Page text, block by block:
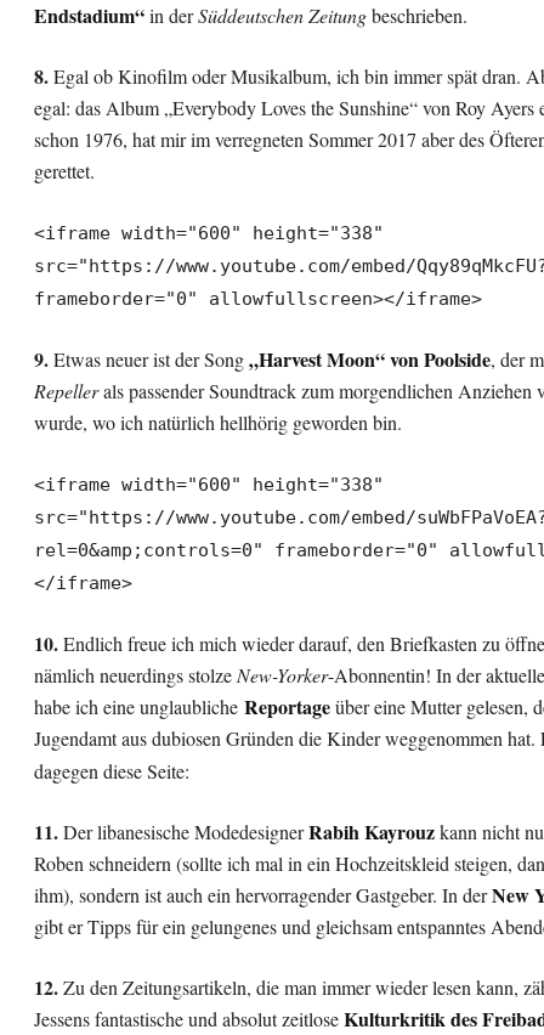
Endstadium“in derSüddeutschen Zeitungbeschrieben.
8.Egal ob Kinofilm oder Musikalbum, ich bin immer spät dran.
egal: das Album „Everybody Loves the Sunshine“ von Roy Ayers
schon 1976, hat mir im verregneten Sommer 2017 aber des
gerettet.
<iframe width="600" height="338"
src="https://www.youtube.com/embed/
frameborder="0" allowfullscreen></iframe>
9.Etwas neuer ist der Song„Harvest Moon“ von Poolside, der
Repellerals passender Soundtrack zum morgendlichen Anziehen
wurde, wo ich natürlich hellhörig geworden bin.
<iframe width="600" height="338"
src="https://www.youtube.com/embed/
rel=0&amp;controls=0" frameborder="0"
</iframe>
10.Endlich freue ich mich wieder darauf, den Briefkasten zu
nämlich neuerdings stolze New-Yorker-Abonnentin! In der
habe ich eine unglaubliche Reportageüber eine Mutter gelesen,
Jugendamt aus dubiosen Gründen die Kinder weggenommen
dagegen diese Seite:
11.Der libanesische ModedesignerRabih Kayrouzkann nicht
Roben schneidern (sollte ich mal in ein Hochzeitskleid steigen,
ihm), sondern ist auch ein hervorragender Gastgeber. In derNew
gibt er Tipps für ein gelungenes und gleichsam entspanntes
12.Zu den Zeitungsartikeln, die man immer wieder lesen kann,
Jessens fantastische und absolut zeitloseKulturkritik des